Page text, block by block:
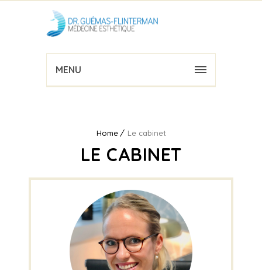
MENU
Home Le cabinet
LE CABINET